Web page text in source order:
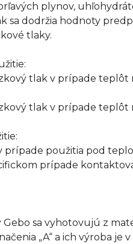
plynov,
sa dodržia hodnoty
tlaky.
tlak v prípade teplôt
tlak v prípade teplôt
prípade použitia pod
prípade
Gebo sa vyhotovujú z
„A“ a ich výroba je